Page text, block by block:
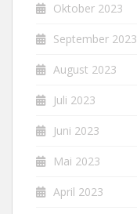
Oktober 2023
September 2023
August 2023
Juli 2023
Juni 2023
Mai 2023
April 2023